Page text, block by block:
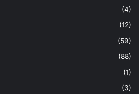
(4)
(12)
(59)
(88)
(1)
(3)